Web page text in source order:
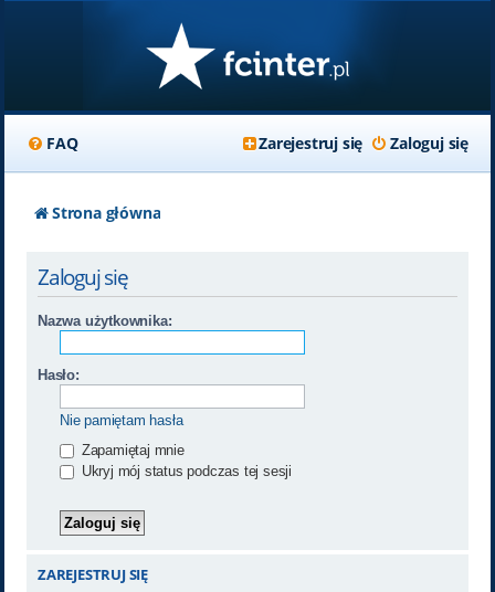
FAQ Zaloguj się
Zarejestruj się
Strona główna
Zaloguj się
Nazwa użytkownika:
Hasło:
Nie pamiętam hasła
Zapamiętaj mnie
Ukryj mój status podczas tej sesji
ZAREJESTRUJ SIĘ